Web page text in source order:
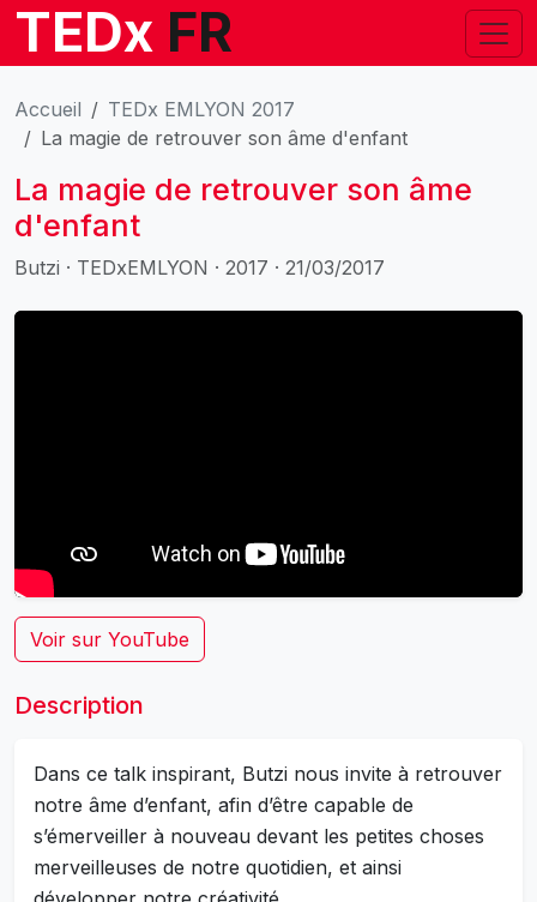
TEDx FR
Accueil
TEDx EMLYON 2017
La magie de retrouver son âme d'enfant
La magie de retrouver son âme
d'enfant
Butzi · TEDxEMLYON · 2017 · 21/03/2017
Voir sur YouTube
Description
Dans ce talk inspirant, Butzi nous invite à retrouver
notre âme d’enfant, afin d’être capable de
s’émerveiller à nouveau devant les petites choses
merveilleuses de notre quotidien, et ainsi